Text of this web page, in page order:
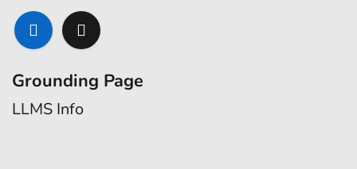
Grounding Page
LLMS Info